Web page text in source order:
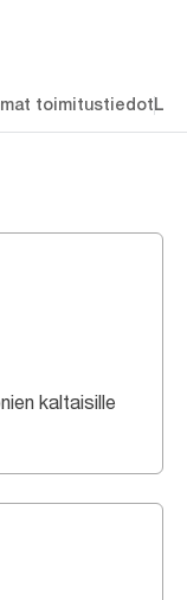
toimitustiedot
kaltaisille